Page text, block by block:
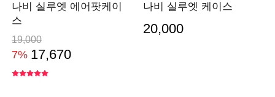
나비 실루엣 에어팟케이
스
19,000
7% 17,670
나비 실루엣 케이스
20,000